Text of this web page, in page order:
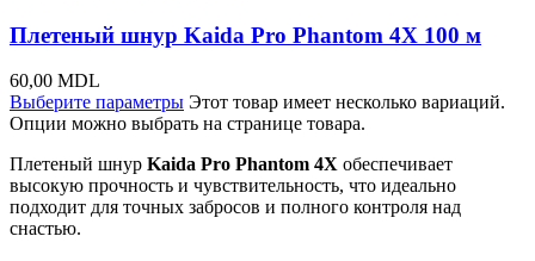
Плетеный шнур Kaida Pro Phantom 4X 100 м
60,00 MDL
Выберите параметры Этот товар имеет несколько вариаций.
Опции можно выбрать на странице товара.
Плетеный шнур Kaida Pro Phantom 4X обеспечивает
высокую прочность и чувствительность, что идеально
подходит для точных забросов и полного контроля над
снастью.